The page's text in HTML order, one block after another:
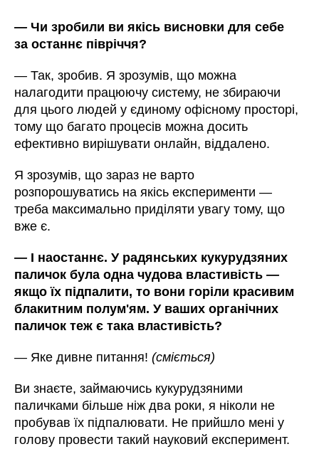
— Чи зробили ви якісь висновки для себе
за останнє півріччя?
—Так, зробив. Я зрозумів, що можна
налагодити працюючу систему, не збираючи
для цього людей у єдиному офісному просторі,
тому що багато процесів можна досить
ефективно вирішувати онлайн, віддалено.
Я зрозумів, що зараз не варто
розпорошуватись на якісь експерименти—
треба максимально приділяти увагу тому, що
вже є.
— І наостаннє. У радянських кукурудзяних
паличок була одна чудова властивість—
якщо їх підпалити, то вони горіли красивим
блакитним полум'ям. У ваших органічних
паличок теж є така властивість?
— Яке дивне питання!(сміється)
Ви знаєте, займаючись кукурудзяними
паличками більше ніж два роки, я ніколи не
пробував їх підпалювати. Не прийшло мені у
голову провести такий науковий експеримент.